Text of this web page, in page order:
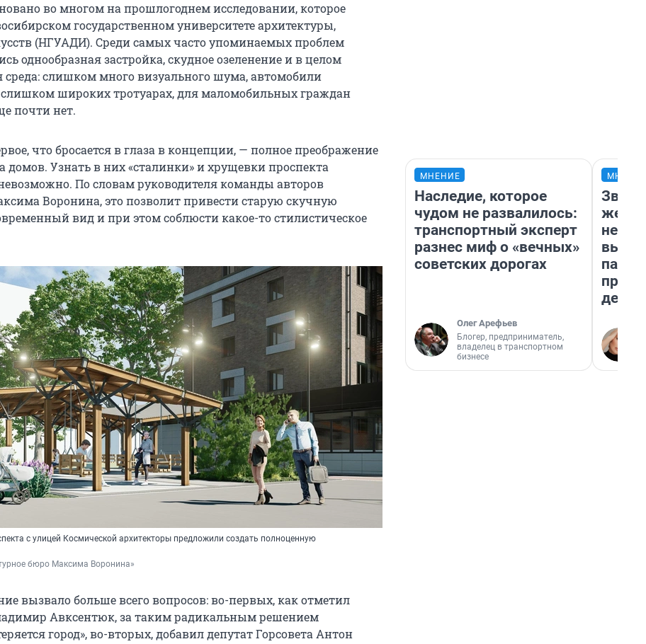
во многом на прошлогоднем исследовании, которое
государственном университете архитектуры,
(НГУАДИ). Среди самых часто упоминаемых проблем
однообразная застройка, скудное озеленение и в целом
среда: слишком много визуального шума, автомобили
широких тротуарах, для маломобильных граждан
почти нет.
что бросается в глаза в концепции, — полное преображение
домов. Узнать в них «сталинки» и хрущевки проспекта
По словам руководителя команды авторов
Воронина, это позволит привести старую скучную
вид и при этом соблюсти какое-то стилистическое
с улицей Космической архитекторы предложили создать полноценную
бюро Максима Воронина»
вызвало больше всего вопросов: во-первых, как отметил
Авксентюк, за таким радикальным решением
город», во-вторых, добавил депутат Горсовета Антон
МНЕНИЕ
Наследие, которое
чудом не развалилось:
транспортный эксперт
разнес миф о «вечных»
советских дорогах
Олег Арефьев
Блогер, предприниматель,
владелец в транспортном
бизнесе
день